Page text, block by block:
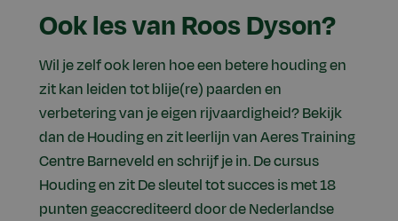
Ook les van Roos Dyson?
Wil je zelf ook leren hoe een betere houding en
zit kan leiden tot blije(re) paarden en
verbetering van je eigen rijvaardigheid? Bekijk
dan de Houding en zit leerlijn van Aeres Training
Centre Barneveld en schrijf je in. De cursus
Houding en zit De sleutel tot succes is met 18
punten geaccrediteerd door de Nederlandse